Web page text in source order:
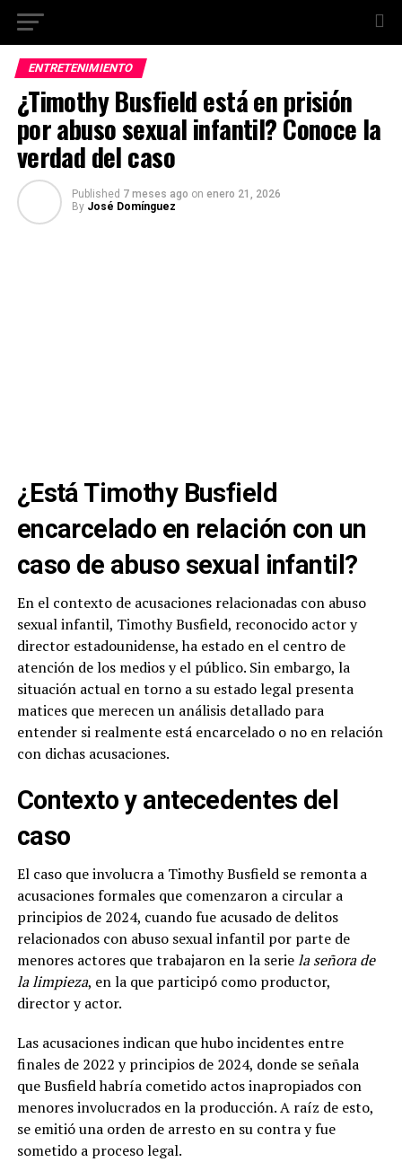
ENTRETENIMIENTO
¿Timothy Busfield está en prisión
por abuso sexual infantil? Conoce la
verdad del caso
Published 7 meses ago on enero 21, 2026
By José Domínguez
¿Está Timothy Busfield
encarcelado en relación con un
caso de abuso sexual infantil?
En el contexto de acusaciones relacionadas con abuso
sexual infantil, Timothy Busfield, reconocido actor y
director estadounidense, ha estado en el centro de
atención de los medios y el público. Sin embargo, la
situación actual en torno a su estado legal presenta
matices que merecen un análisis detallado para
entender si realmente está encarcelado o no en relación
con dichas acusaciones.
Contexto y antecedentes del
caso
El caso que involucra a Timothy Busfield se remonta a
acusaciones formales que comenzaron a circular a
principios de 2024, cuando fue acusado de delitos
relacionados con abuso sexual infantil por parte de
menores actores que trabajaron en la seriela señora de
la limpieza, en la que participó como productor,
director y actor.
Las acusaciones indican que hubo incidentes entre
finales de 2022 y principios de 2024, donde se señala
que Busfield habría cometido actos inapropiados con
menores involucrados en la producción. A raíz de esto,
se emitió una orden de arresto en su contra y fue
sometido a proceso legal.